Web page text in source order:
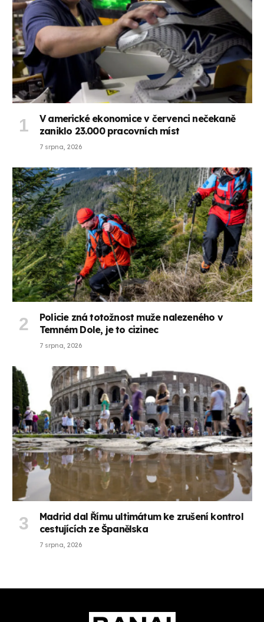
V americké ekonomice v červenci nečekaně
zaniklo 23.000 pracovních míst
7 srpna, 2026
Policie zná totožnost muže nalezeného v
Temném Dole, je to cizinec
7 srpna, 2026
Madrid dal Římu ultimátum ke zrušení kontrol
cestujících ze Španělska
7 srpna, 2026